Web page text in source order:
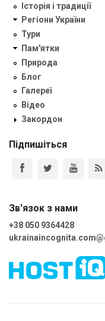
Історія і традиції
Регіони України
Тури
Пам'ятки
Природа
Блог
Галереї
Відео
Закордон
Підпишіться
Зв'язок з нами
+38 050 9364428